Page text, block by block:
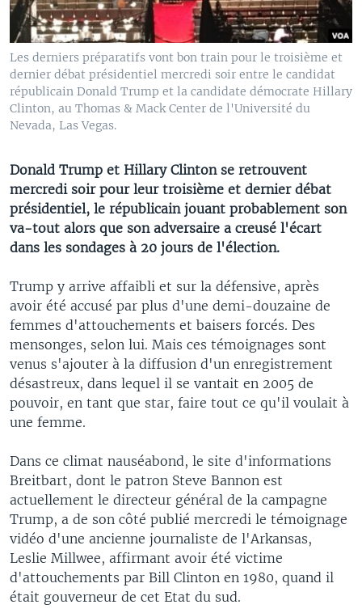
Les derniers préparatifs vont bon train pour le troisième et
dernier débat présidentiel mercredi soir entre le candidat
républicain Donald Trump et la candidate démocrate Hillary
Clinton, au Thomas & Mack Center de l'Université du
Nevada, Las Vegas.
Donald Trump et Hillary Clinton se retrouvent
mercredi soir pour leur troisième et dernier débat
présidentiel, le républicain jouant probablement son
va-tout alors que son adversaire a creusé l'écart
dans les sondages à 20 jours de l'élection.
Trump y arrive affaibli et sur la défensive, après
avoir été accusé par plus d'une demi-douzaine de
femmes d'attouchements et baisers forcés. Des
mensonges, selon lui. Mais ces témoignages sont
venus s'ajouter à la diffusion d'un enregistrement
désastreux, dans lequel il se vantait en 2005 de
pouvoir, en tant que star, faire tout ce qu'il voulait à
une femme.
Dans ce climat nauséabond, le site d'informations
Breitbart, dont le patron Steve Bannon est
actuellement le directeur général de la campagne
Trump, a de son côté publié mercredi le témoignage
vidéo d'une ancienne journaliste de l'Arkansas,
Leslie Millwee, affirmant avoir été victime
d'attouchements par Bill Clinton en 1980, quand il
était gouverneur de cet Etat du sud.